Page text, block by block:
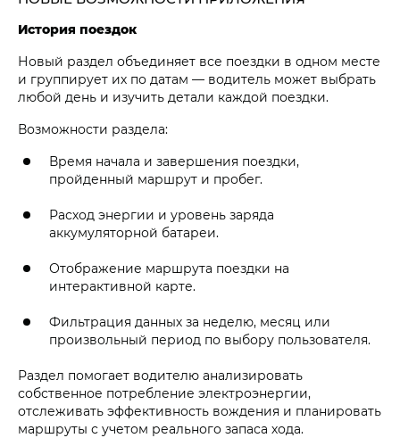
История поездок
Новый раздел объединяет все поездки в одном месте
и группирует их по датам — водитель может выбрать
любой день и изучить детали каждой поездки.
Возможности раздела:
Время начала и завершения поездки,
пройденный маршрут и пробег.
Расход энергии и уровень заряда
аккумуляторной батареи.
Отображение маршрута поездки на
интерактивной карте.
Фильтрация данных за неделю, месяц или
произвольный период по выбору пользователя.
Раздел помогает водителю анализировать
собственное потребление электроэнергии,
отслеживать эффективность вождения и планировать
маршруты с учетом реального запаса хода.